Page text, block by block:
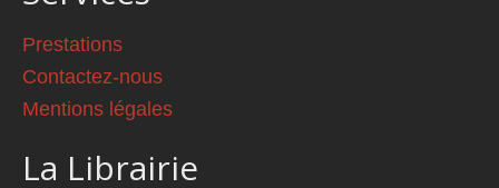
Prestations
Contactez-nous
Mentions légales
La Librairie